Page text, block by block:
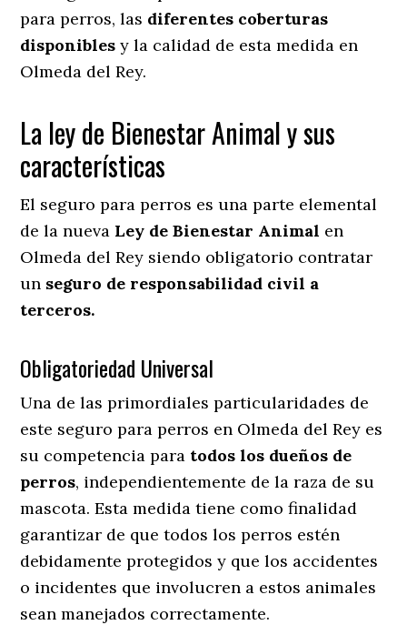
para perros, las diferentes coberturas
disponibles y la calidad de esta medida en
Olmeda del Rey.
La ley de Bienestar Animal y sus
características
El seguro para perros es una parte elemental
de la nueva Ley de Bienestar Animal en
Olmeda del Rey siendo obligatorio contratar
un seguro de responsabilidad civil a
terceros.
Obligatoriedad Universal
Una de las primordiales particularidades de
este seguro para perros en Olmeda del Rey es
su competencia para todos los dueños de
perros, independientemente de la raza de su
mascota. Esta medida tiene como finalidad
garantizar de que todos los perros estén
debidamente protegidos y que los accidentes
o incidentes que involucren a estos animales
sean manejados correctamente.